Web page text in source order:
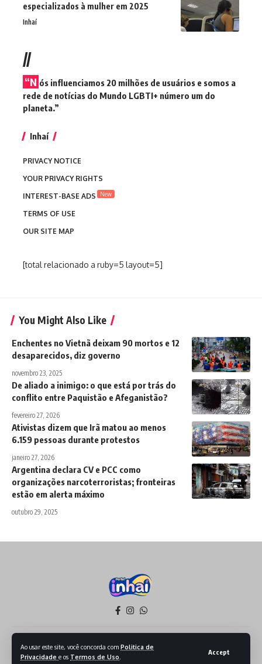
Ao usar este site, você concorda com Politica de
Privacidade e os Termos de Uso
Accept
especializados à mulher em 2025
Inhaí
//
“N ós influenciamos 20 milhões de usuários e somos a
rede de notícias do Mundo LGBTI+ número um do
planeta.”
Inhaí
PRIVACY NOTICE
YOUR PRIVACY RIGHTS
INTEREST-BASE ADS
New
TERMS OF USE
OUR SITE MAP
[total relacionado a ruby=5 layout=5]
You Might Also Like
Enchentes no Vietnã deixam 90 mortos e 12
desaparecidos, diz governo
novembro 23, 2025
De aliado a inimigo: o que está por trás do
conflito entre Paquistão e Afeganistão?
fevereiro 27, 2026
Ativistas dizem que Irã matou ao menos
6.159 pessoas durante protestos
janeiro 27, 2026
Argentina declara CV e PCC como
organizações narcoterroristas; fronteiras
estão em alerta máximo
outubro 29, 2025
Todos os Direitos reservados - 2026 - Produzido por Sept Mídia